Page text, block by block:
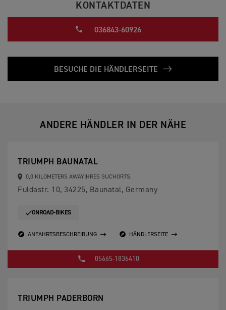
KONTAKTDATEN
036843-60926
BESUCHE DIE HÄNDLERSEITE
ANDERE HÄNDLER IN DER NÄHE
TRIUMPH BAUNATAL
0,0 KILOMETERS AWAYIHRES SUCHORTS.
Fuldastr. 10, 34225, Baunatal, Germany
ONROAD-BIKES
ANFAHRTSBESCHREIBUNG HÄNDLERSEITE
05665-1836410
TRIUMPH PADERBORN